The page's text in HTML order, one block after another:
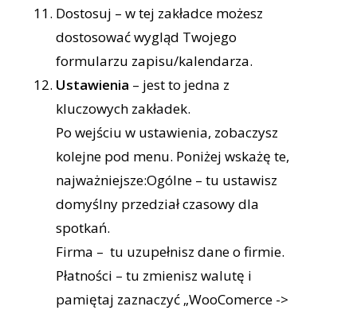
Dostosuj – w tej zakładce możesz
dostosować wygląd Twojego
formularzu zapisu/kalendarza.
Ustawienia – jest to jedna z
kluczowych zakładek.
Po wejściu w ustawienia, zobaczysz
kolejne pod menu. Poniżej wskażę te,
najważniejsze:Ogólne – tu ustawisz
domyślny przedział czasowy dla
spotkań.
Firma – tu uzupełnisz dane o firmie.
Płatności – tu zmienisz walutę i
pamiętaj zaznaczyć „WooComerce ->